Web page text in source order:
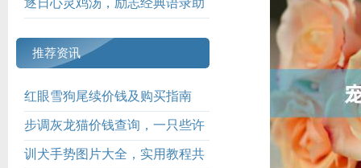
逐日心灵鸡汤，励志经典语录助
推荐资讯
红眼雪狗尾续价钱及购买指南
步调灰龙猫价钱查询，一只些许
钱？
训犬手势图片大全，实用教程共